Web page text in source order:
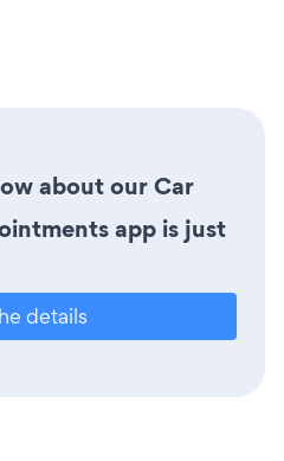
about our Car
app is just
details